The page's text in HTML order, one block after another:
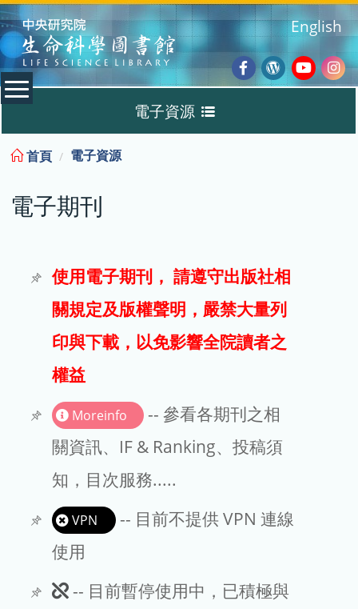
:::
Facebook
Wordpress
English
電子資源
電子期刊
試用
文章處理費
EndNote
首頁 電子資源
電子期刊
使用電子期刊， 請遵守出版社相
關規定及版權聲明，嚴禁大量列
印與下載，以免影響全院讀者之
權益
Moreinfo
-- 參看各期刊之相
關資訊、IF & Ranking、投稿須
知，目次服務.....
VPN
-- 目前不提供 VPN 連線
使用
此
-- 目前暫停使用中，已積極與